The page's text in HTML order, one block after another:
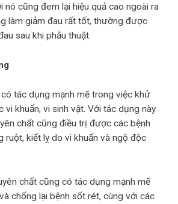
nó cũng đem lại hiệu quả cao ngoài ra
làm giảm đau rất tốt, thường được
sau khi phẫu thuật.
tác dụng mạnh mẽ trong việc khử
vi khuẩn, vi sinh vật. Với tác dụng này
chất cũng điều trị được các bệnh
ruột, kiết lỵ do vi khuẩn và ngộ độc
chất cũng có tác dụng mạnh mẽ
chống lại bệnh sốt rét, cùng với các